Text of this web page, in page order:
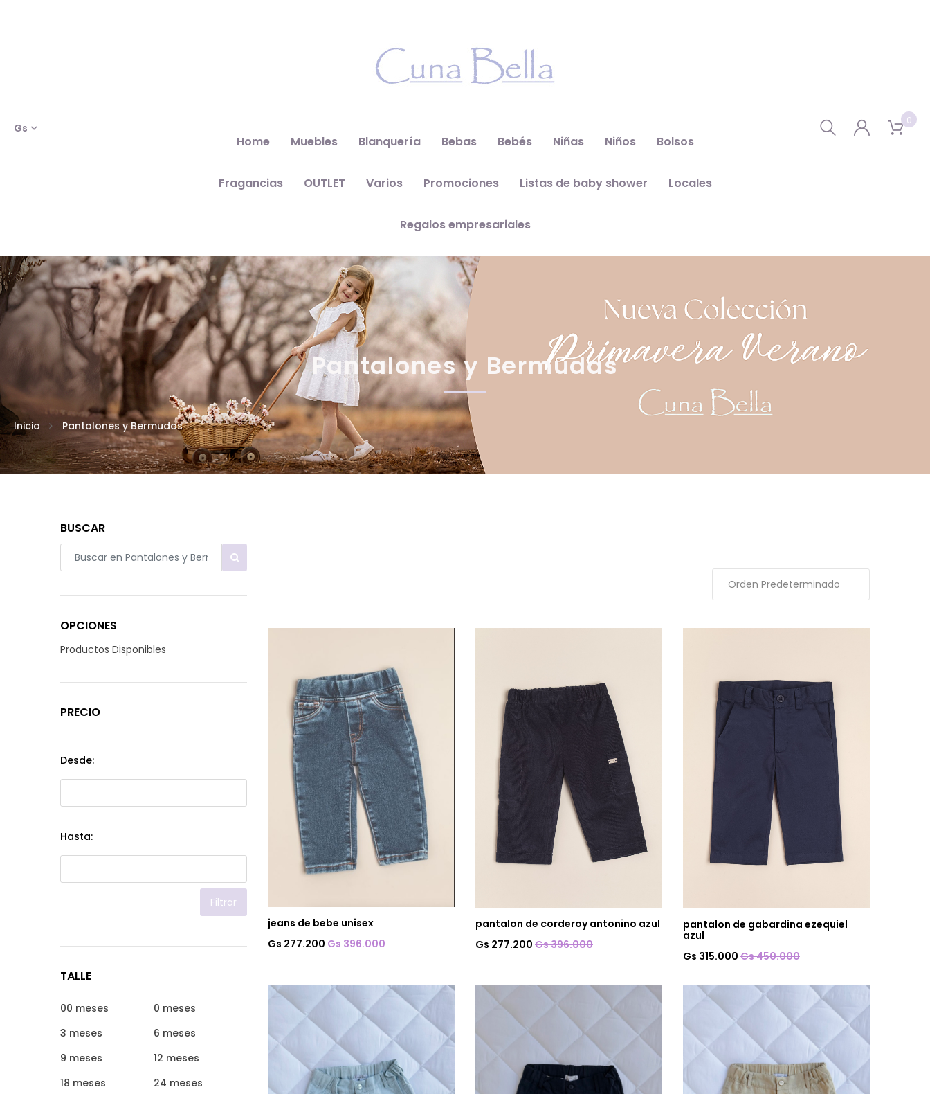
Gs
Home Muebles Blanquería Bebas Bebés Niñas Niños Bolsos
Fragancias OUTLET Varios Promociones Listas de baby shower Locales
Regalos empresariales
0
Pantalones y Bermudas
Inicio Pantalones y Bermudas
BUSCAR
OPCIONES
Productos Disponibles
PRECIO
Desde:
Hasta:
Filtrar
TALLE
00 meses
0 meses
3 meses
6 meses
9 meses
12 meses
18 meses
24 meses
jeans de bebe unisex
Gs 277.200 Gs 396.000
pantalon de corderoy antonino azul
Gs 277.200 Gs 396.000
pantalon de gabardina ezequiel
azul
Gs 315.000 Gs 450.000